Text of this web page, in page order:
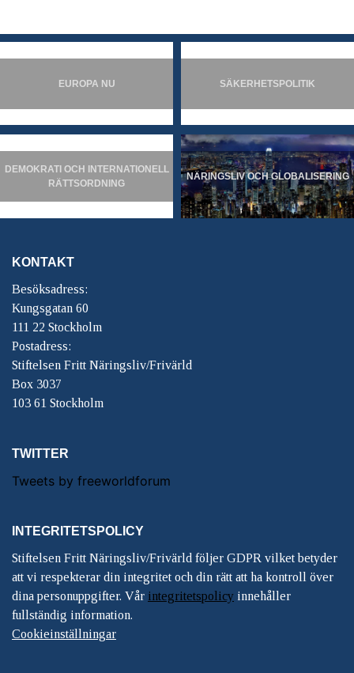
EUROPA NU SÄKERHETSPOLITIK
DEMOKRATI OCH INTERNATIONELL
RÄTTSORDNING
NÄRINGSLIV OCH GLOBALISERING
KONTAKT
Besöksadress:
Kungsgatan 60
111 22 Stockholm
Postadress:
Stiftelsen Fritt Näringsliv/Frivärld
Box 3037
103 61 Stockholm
TWITTER
Tweets by freeworldforum
INTEGRITETSPOLICY
Stiftelsen Fritt Näringsliv/Frivärld följer GDPR vilket betyder
att vi respekterar din integritet och din rätt att ha kontroll över
dina personuppgifter. Vår integritetspolicy innehåller
fullständig information.
Cookieinställningar